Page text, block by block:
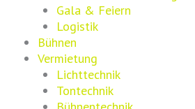
Gala & Feiern
Logistik
Bühnen
Vermietung
Lichttechnik
Tontechnik